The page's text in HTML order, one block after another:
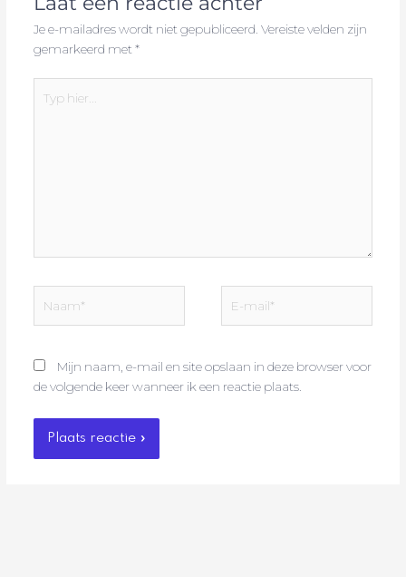
Je e-mailadres wordt niet gepubliceerd. Vereiste velden zijn
gemarkeerd met*
hier...
mail*
Mijn naam, e-mail en site opslaan in deze browser voor
de volgende keer wanneer ik een reactie plaats.